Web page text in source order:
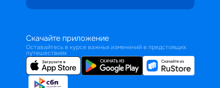
Скачайте приложение
Оставайтесь в курсе важных изменений в предстоящих
путешествиях